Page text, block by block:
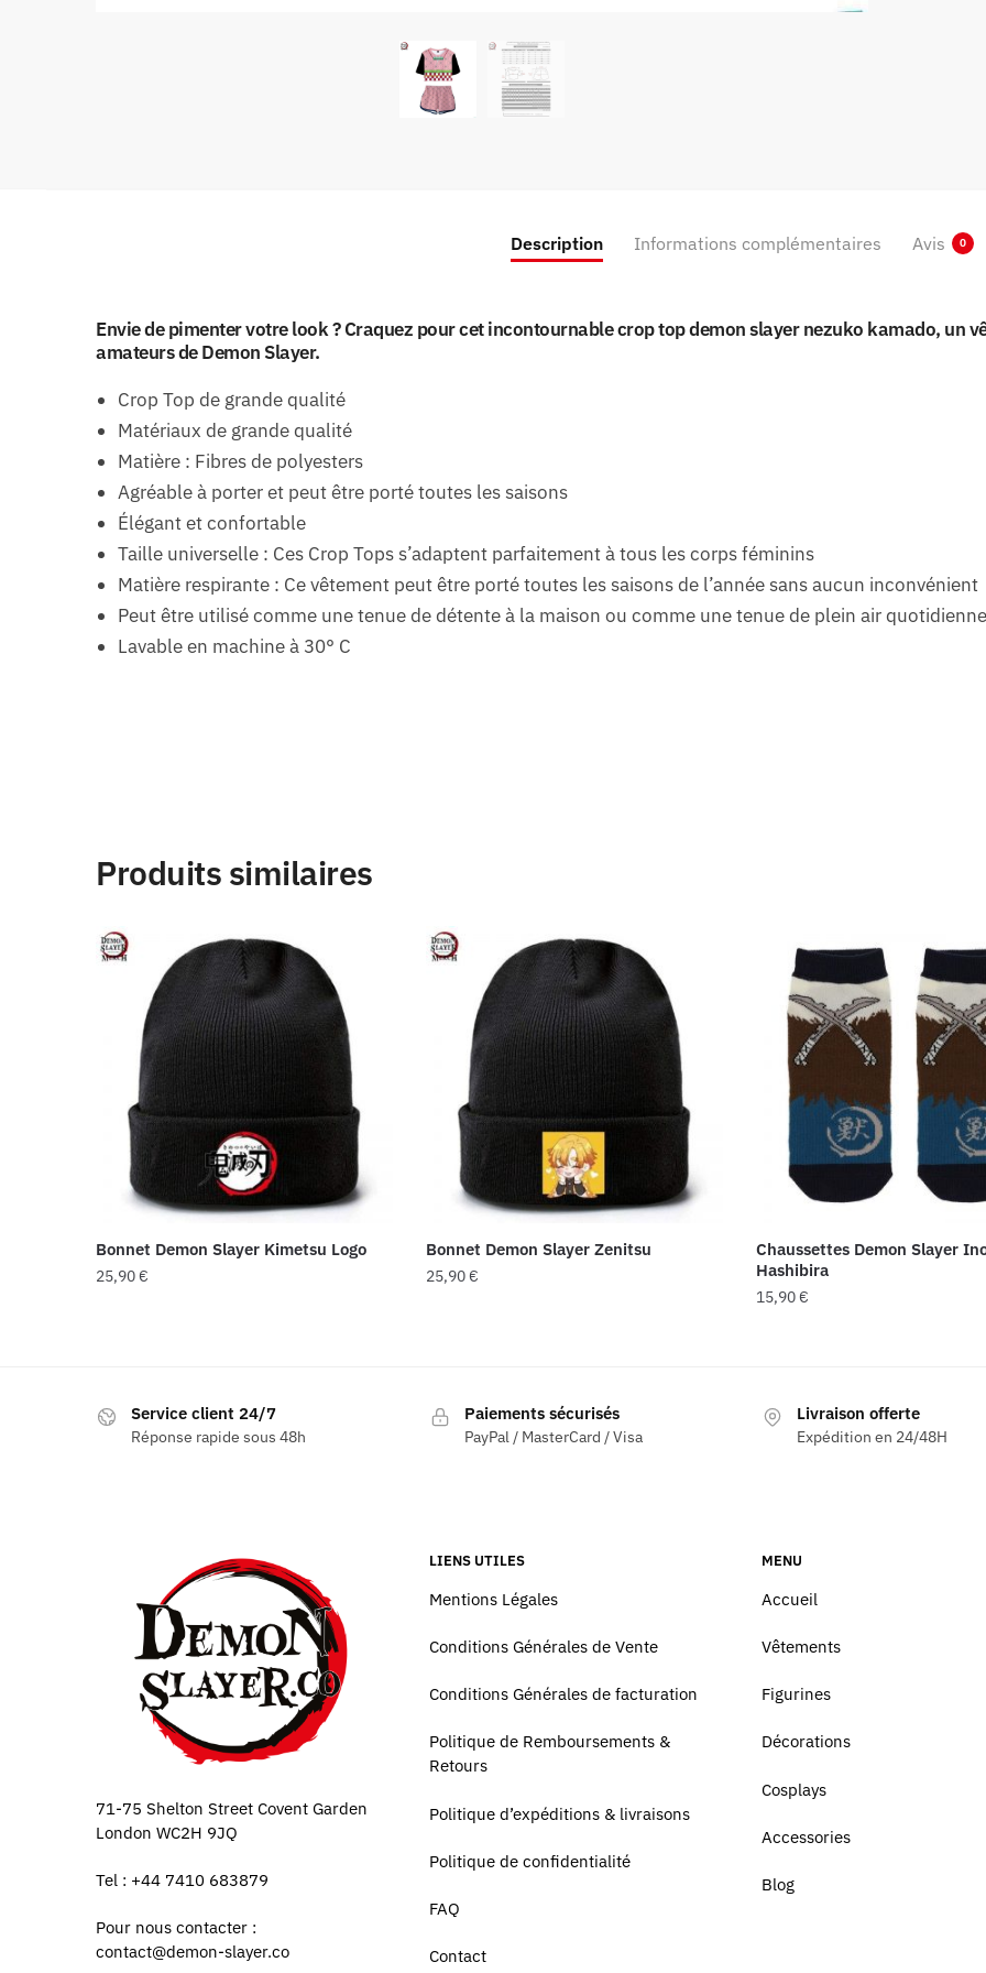
Description Informations complémentaires Avis 0
Envie de pimenter votre look ? Craquez pour cet incontournable crop top demon slayer nezuko kamado, un
amateurs de Demon Slayer.
Crop Top de grande qualité
Matériaux de grande qualité
Matière : Fibres de polyesters
Agréable à porter et peut être porté toutes les saisons
Élégant et confortable
Taille universelle : Ces Crop Tops s’adaptent parfaitement à tous les corps féminins
Matière respirante : Ce vêtement peut être porté toutes les saisons de l’année sans aucun inconvénient
Peut être utilisé comme une tenue de détente à la maison ou comme une tenue de plein air
Lavable en machine à 30° C
Produits similaires
Bonnet Demon Slayer Kimetsu Logo
25,90€
Bonnet Demon Slayer Zenitsu
25,90€
Chaussettes Demon Slayer
Hashibira
15,90€
Service client 24/7
Réponse rapide sous 48h
Paiements sécurisés
PayPal / MasterCard / Visa
Livraison offerte
Expédition en 24/48H
71-75 Shelton Street Covent Garden
London WC2H 9JQ
Tel : +44 7410 683879
Pour nous contacter :
contact@demon-slayer.co
LIENS UTILES
Mentions Légales
Conditions Générales de Vente
Conditions Générales de facturation
Politique de Remboursements &
Retours
Politique d’expéditions & livraisons
Politique de confidentialité
FAQ
Contact
MENU
Accueil
Vêtements
Figurines
Décorations
Cosplays
Accessories
Blog